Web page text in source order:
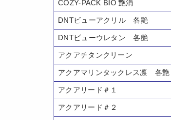
COZY-PACK BIO 艶消
DNTビューアクリル 各艶
DNTビューウレタン 各艶
アクアチタンクリーン
アクアマリンタックレス凛 各艶
アクアリード＃１
アクアリード＃２